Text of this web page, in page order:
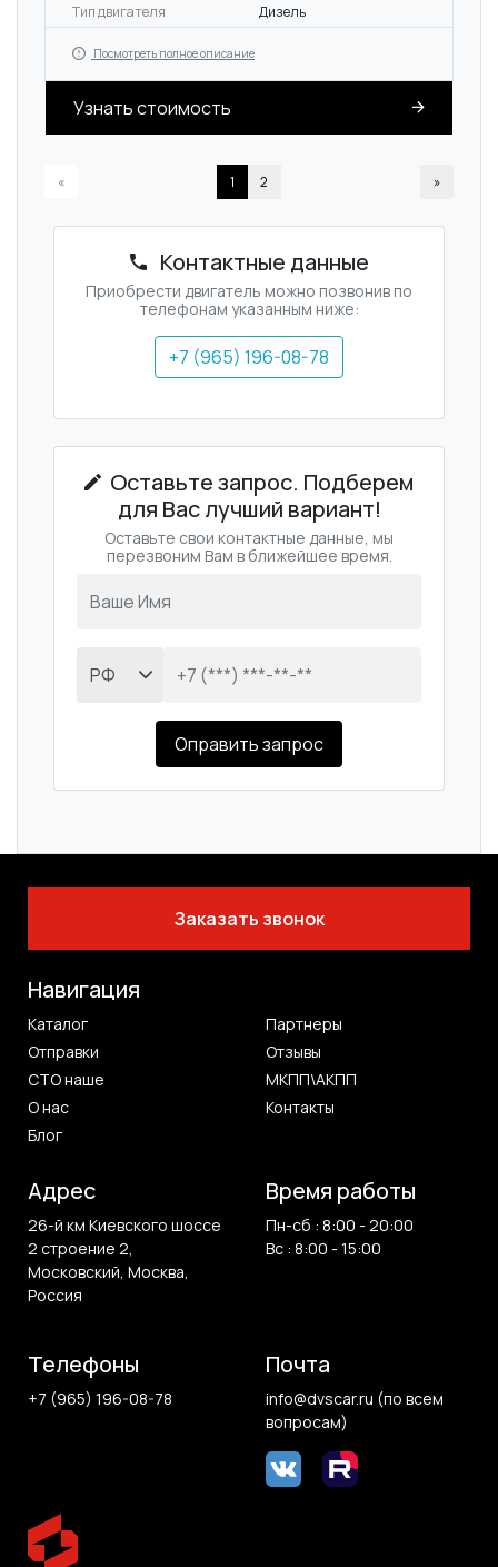
Тип двигателя
Дизель
Посмотреть полное описание
Узнать стоимость
« 1 2 »
Контактные данные
Приобрести двигатель можно позвонив по
телефонам указанным ниже:
+7 (965) 196-08-78
Оставьте запрос. Подберем
для Вас лучший вариант!
Оставьте свои контактные данные, мы
перезвоним Вам в ближейшее время.
Оправить запрос
Заказать звонок
Навигация
Каталог
Партнеры
Отправки
Отзывы
СТО наше
МКПП\АКПП
О нас
Контакты
Блог
Адрес
26-й км Киевского шоссе
2 строение 2,
Московский, Москва,
Россия
Время работы
Пн-сб : 8:00 - 20:00
Вс : 8:00 - 15:00
Телефоны
+7 (965) 196-08-78
Почта
info@dvscar.ru (по всем
вопросам)